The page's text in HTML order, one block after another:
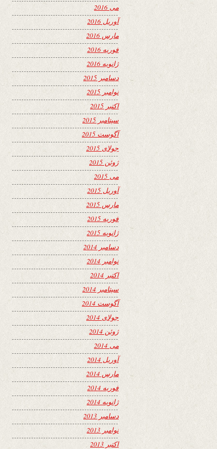
می 2016
آوریل 2016
مارس 2016
فوریه 2016
ژانویه 2016
دسامبر 2015
نوامبر 2015
اکتبر 2015
سپتامبر 2015
آگوست 2015
جولای 2015
ژوئن 2015
می 2015
آوریل 2015
مارس 2015
فوریه 2015
ژانویه 2015
دسامبر 2014
نوامبر 2014
اکتبر 2014
سپتامبر 2014
آگوست 2014
جولای 2014
ژوئن 2014
می 2014
آوریل 2014
مارس 2014
فوریه 2014
ژانویه 2014
دسامبر 2013
نوامبر 2013
اکتبر 2013